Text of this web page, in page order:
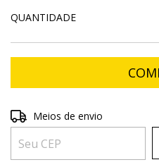
QUANTIDADE
Entregas para o CEP:
Meios de envio